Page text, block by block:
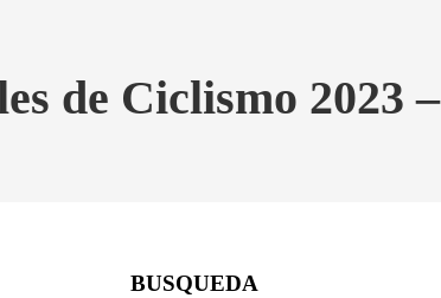
de Ciclismo 2023 –
BUSQUEDA